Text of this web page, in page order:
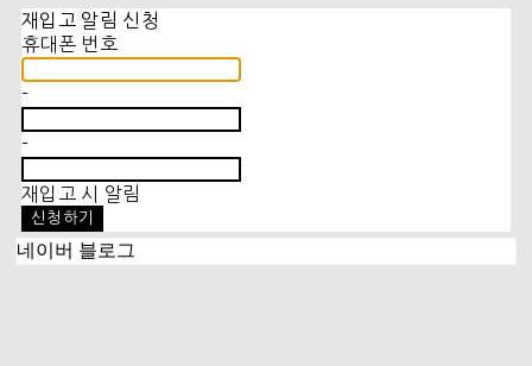
재입고 알림 신청
휴대폰 번호
-
-
재입고 시 알림
신청하기
네이버 블로그